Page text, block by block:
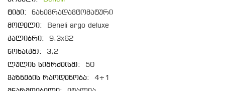
ტიპი:
ნახევრადავტომატური
მოდელი:
Beneli argo deluxe
კალიბრი:
9,3x62
წონა(კგ):
3,2
ლულის სიგრძე(სმ):
50
ვაზნების რაოდენობა:
4+1